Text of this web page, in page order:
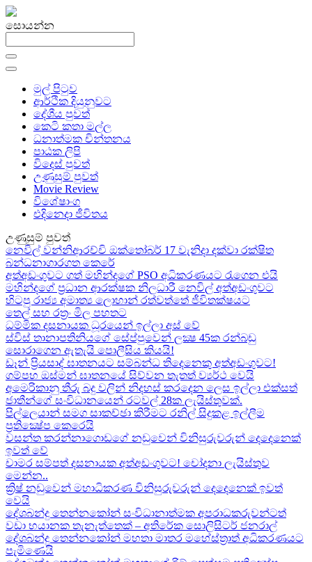
සොයන්න
මුල් පිටුව
ආර්ථික දියුනුවට
දේශීය පුවත්
කෙටි කතා මල්ල
ධනාත්මක චින්තනය
පාඨක ලිපි
විදෙස් පුවත්
උණුසුම් පුවත්
Movie Review
විශේෂාංග
එදිනෙදා ජීවිතය
උණුසුම් පුවත්
නෙවිල් වන්නිආරච්චි ඔක්තෝබර් 17 වැනිදා දක්වා රක්ෂිත
බන්ධනාගාරගත කෙරේ
අත්අඩංගුවට ගත් මහින්දගේ PSO අධිකරණයට රැගෙන එයි
මහින්දගේ ප්‍රධාන ආරක්ෂක නිලධාරී නෙවිල් අත්අඩංගුවට
හිටපු රාජ්‍ය අමාත්‍ය ලොහාන් රත්වත්තේ ජීවිතක්ෂයට
තෙල් සහ රත්‍රං මිල පහතට
ධම්මික දසනායක ධූරයෙන් ඉල්ලා අස් වේ
ස්විස් තානාපතිනියගේ සේප්පුවෙන් ලක්‍ෂ 45ක රන්බඩු
සොරාගෙන ඇතැයි පොලීසිය කියයි!
ඩෑන් ප්‍රියසාද් ඝාතනයට සම්බන්ධ තිදෙනෙකු අත්අඩංගුවට​!
ගම්පහ ඔස්මන් ඝාතනයේ සිව්වන තැතත් ව්‍යර්ථ වෙයි
අමෙරිකානු තීරු බදු වලින් නිදහස් කරදෙන ලෙස ඉල්ලා එක්සත්
ජාතීන්ගේ සංවිධානයෙන් රටවල් 28ක ලැයිස්තුවක්.
පිල්ලෙයාන් සමග සාකච්ඡා කිරීමට රනිල් සිදුකළ ඉල්ලීම
ප්‍රතික්‍ෂේප කෙරෙයි
වසන්ත කරන්නාගොඩගේ නඩුවෙන් විනිසුරුවරුන් දෙදෙනෙක්
ඉවත් වේ
චාමර සම්පත් දසනායක අත්අඩංගුවට​! චෝදනා ලැයිස්තුව
මෙන්න​..
ක්‍රිෂ් නඩුවෙන් මහාධිකරණ විනිසුරුවරුන් දෙදෙනෙක් ඉවත්
වෙයි
දේශබන්දු තෙන්නකෝන් සංවිධානාත්මක අපරාධකරුවන්ටත්
වඩා භයානක තැනැත්තෙක් – අතිරේක සොලිසිටර් ජනරාල්
දේශබන්දු තෙන්නකෝන් මහතා මාතර මහේස්ත්‍රාත් අධිකරණයට
පැමිණෙයි